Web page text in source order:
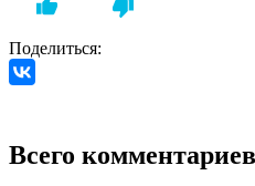
Поделиться:
Всего